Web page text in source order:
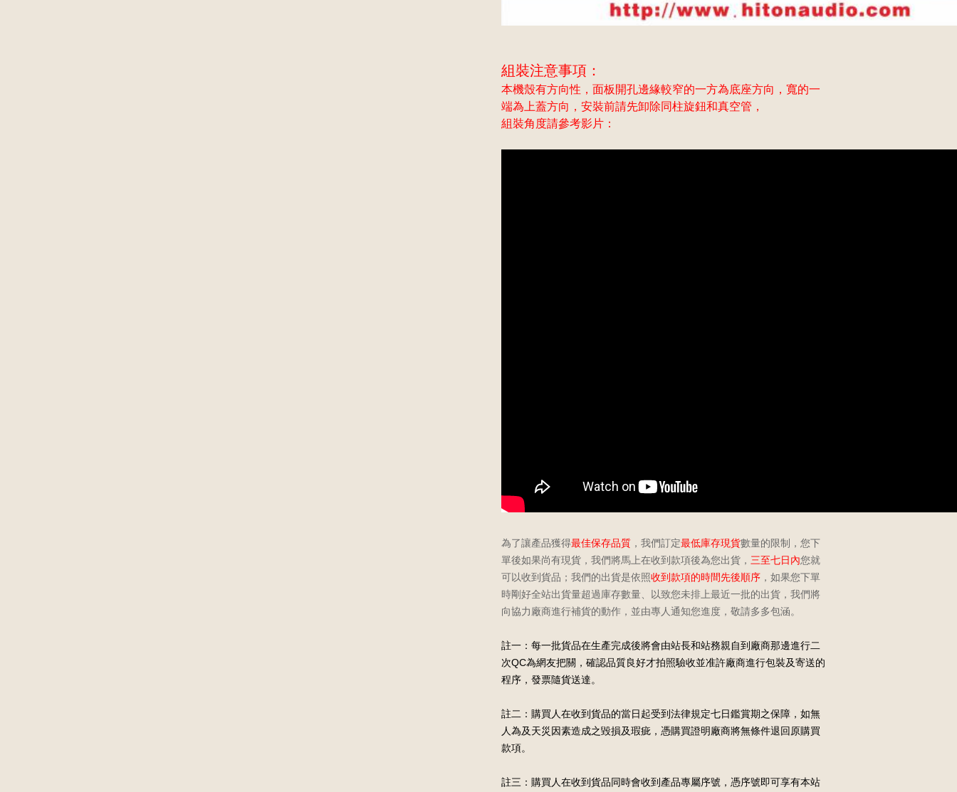
組裝注意事項：
本機殼有方向性，面板開孔邊緣較窄的一方為底座方向，寬的一
端為上蓋方向，安裝前請先卸除同柱旋鈕和真空管，
組裝角度請參考影片：
為了讓產品獲得最佳保存品質 ，我們訂定最低庫存現貨數量的限制，您下
單後如果尚有現貨，我們將馬上在收到款項後為您出貨， 三至七日內您就
可以收到貨品；我們的出貨是依照收到款項的時間先後順序 ，如果您下單
時剛好全站出貨量超過庫存數量、以致您未排上最近一批的出貨，我們將
向協力廠商進行補貨的動作，並由專人通知您進度，敬請多多包涵。
註一：每一批貨品在生產完成後將會由站長和站務親自到廠商那邊進行二
次QC為網友把關，確認品質良好才拍照驗收並准許廠商進行包裝及寄送的
程序，發票隨貨送達。
註二：購買人在收到貨品的當日起受到法律規定七日鑑賞期之保障，如無
人為及天災因素造成之毀損及瑕疵，憑購買證明廠商將無條件退回原購買
款項。
註三：購買人在收到貨品同時會收到產品專屬序號，憑序號即可享有本站